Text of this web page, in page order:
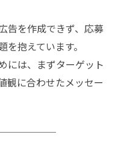
告を作成できず、応募
抱えています。
には、まずターゲット
観に合わせたメッセー
￣￣￣￣￣